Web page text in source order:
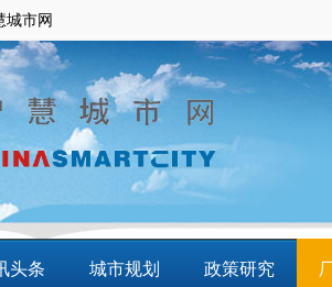
城市网
头条 城市规划 政策研究